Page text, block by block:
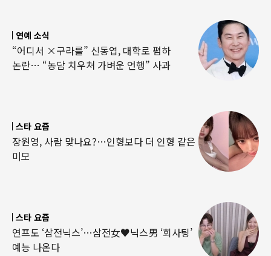
연예 소식
“어디서 ×구라를” 신동엽, 대학로 폄하
논란… “농담 치우쳐 가벼운 언행” 사과
스타 요즘
장원영, 사람 맞나요?…인형보다 더 인형 같은
미모
스타 요즘
연프도 ‘삼전닉스’…삼전女♥닉스男 ‘회사팅’
예능 나온다